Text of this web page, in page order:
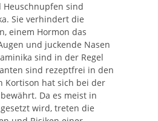
sind
Sie verhindert die
einem Hormon das
und juckende Nasen
sind in der Regel
sind rezeptfrei in den
Kortison hat sich bei der
Da es meist in
wird, treten die